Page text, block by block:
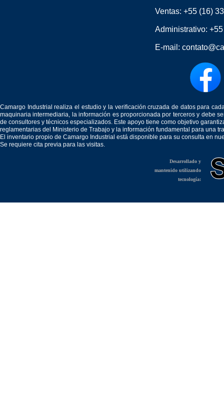
Ventas: +55 (16)
Administrativo:
E-mail:
Camargo Industrial realiza el estudio y la verificación cruzada de datos para
maquinaria intermediaria, la información es proporcionada por terceros y debe
de consultores y técnicos especializados. Este apoyo tiene como objetivo
reglamentarias del Ministerio de Trabajo y la información fundamental para una
El inventario propio de Camargo Industrial está disponible para su consulta en
Se requiere cita previa para las visitas.
Desarrollado y
mantenido utilizando
tecnología: